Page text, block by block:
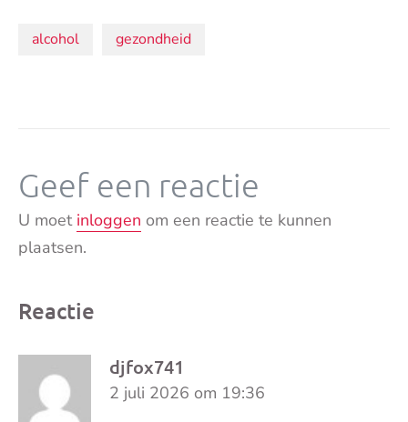
Onderwerpen:
alcohol gezondheid
Geef een reactie
U moet inloggen om een reactie te kunnen
plaatsen.
Reactie
djfox741
2 juli 2026 om 19:36